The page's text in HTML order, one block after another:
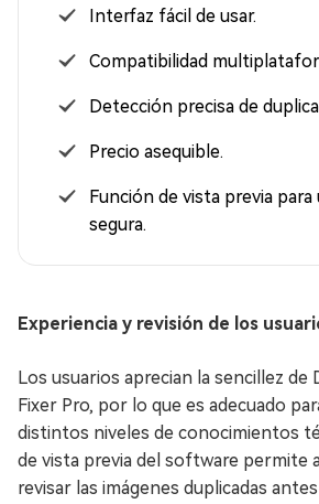
Interfaz fácil de usar.
Compatibilidad
Detección precisa de
Precio asequible.
Función de vista previa para
segura.
Experiencia y revisión de los
Los usuarios aprecian la sencillez de
Fixer Pro, por lo que es adecuado
distintos niveles de conocimientos
de vista previa del software permite
revisar las imágenes duplicadas